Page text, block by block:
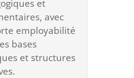
et
avec
employabilité
bases
et structures